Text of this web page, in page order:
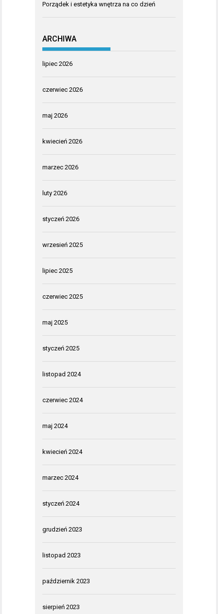
Porządek i estetyka wnętrza na co dzień
ARCHIWA
lipiec 2026
czerwiec 2026
maj 2026
kwiecień 2026
marzec 2026
luty 2026
styczeń 2026
wrzesień 2025
lipiec 2025
czerwiec 2025
maj 2025
styczeń 2025
listopad 2024
czerwiec 2024
maj 2024
kwiecień 2024
marzec 2024
styczeń 2024
grudzień 2023
listopad 2023
październik 2023
sierpień 2023